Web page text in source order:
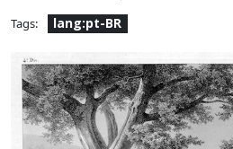
Tags: lang:pt-BR